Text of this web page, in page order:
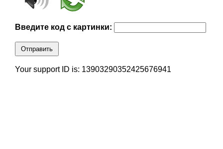
Введите код с картинки:
Отправить
Your support ID is: 13903290352425676941